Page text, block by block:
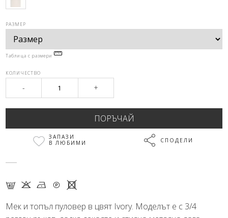
РАЗМЕР
Таблица с размери
КОЛИЧЕСТВО
- +
ЗАПАЗИ
В ЛЮБИМИ
СПОДЕЛИ
F K N Q X
Мек и топъл пуловер в цвят Ivory. Моделът е с 3/4